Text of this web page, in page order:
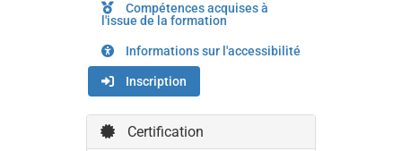
Compétences acquises à
l'issue de la formation
Informations sur l'accessibilité
Inscription
Certification